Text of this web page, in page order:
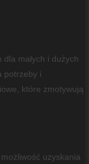
małych i dużych
potrzeby i
które zmotywują
uzyskania